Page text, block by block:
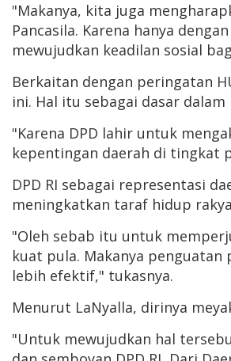
"Makanya, kita juga
Pancasila. Karena hanya
mewujudkan keadilan sosial
Berkaitan dengan peringatan
ini. Hal itu sebagai dasar
"Karena DPD lahir untuk
kepentingan daerah di tingkat
DPD RI sebagai representasi
meningkatkan taraf hidup
"Oleh sebab itu untuk
kuat pula. Makanya
lebih efektif," tukasnya.
Menurut LaNyalla, dirinya
"Untuk mewujudkan hal